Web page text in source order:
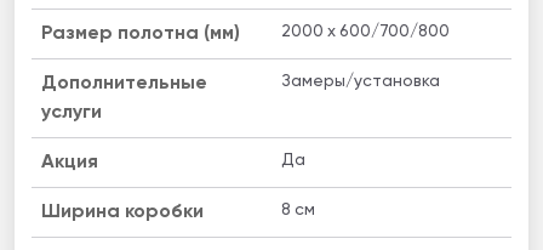
Размер полотна (мм) 2000 x 600/700/800
Дополнительные
услуги
Замеры/установка
Акция Да
Ширина коробки 8 см